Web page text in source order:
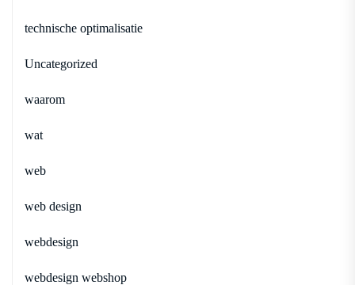
technische optimalisatie
Uncategorized
waarom
wat
web
web design
webdesign
webdesign webshop